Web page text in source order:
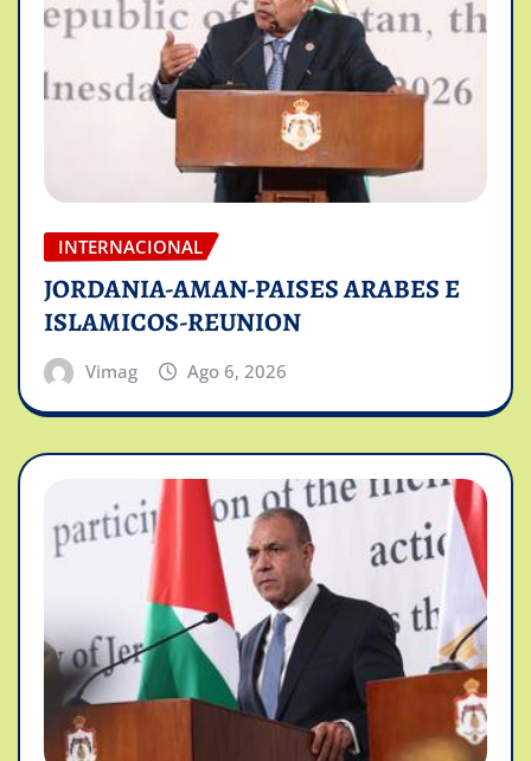
INTERNACIONAL
JORDANIA-AMAN-PAISES ARABES E
ISLAMICOS-REUNION
Vimag Ago 6, 2026